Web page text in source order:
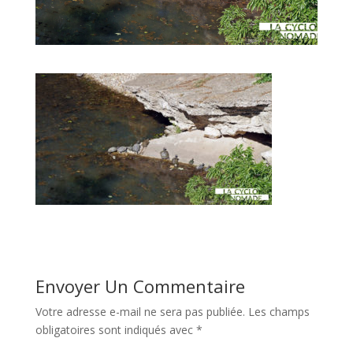
Envoyer Un Commentaire
Votre adresse e-mail ne sera pas publiée. Les champs
obligatoires sont indiqués avec *